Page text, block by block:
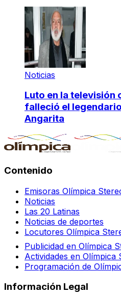
Noticias
Luto en la televisión
falleció el
Angarita
Contenido
Emisoras Olímpica
Noticias
Las 20 Latinas
Noticias de deportes
Locutores Olímpica
Publicidad en Olímpica
Actividades en Olímpica
Programación de
Información Legal